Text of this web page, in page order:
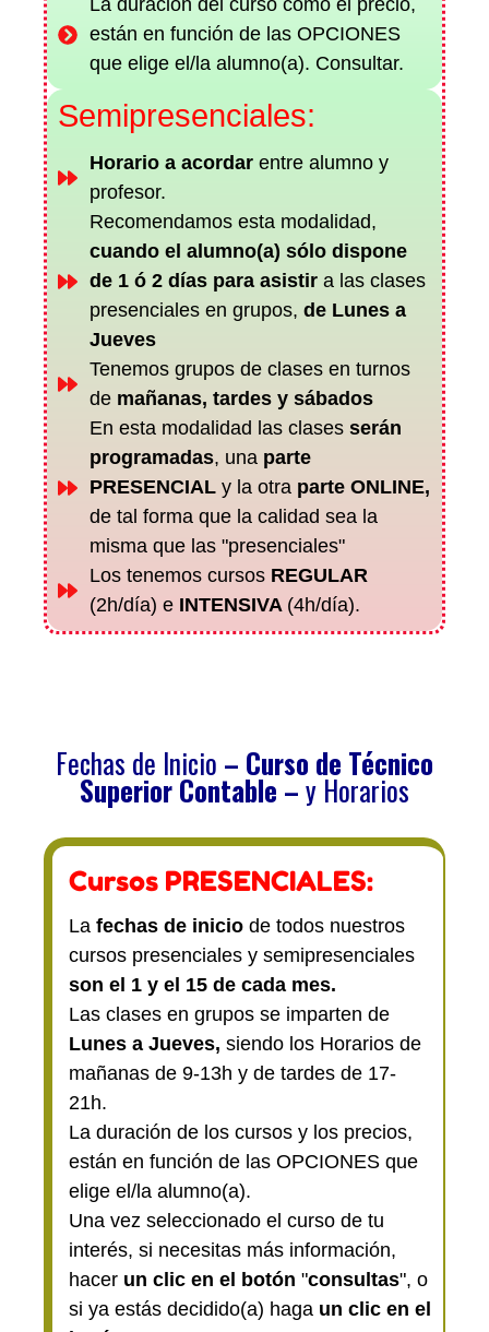
La duración del curso como el precio,
están en función de las OPCIONES
que elige el/la alumno(a). Consultar.
Semipresenciales:
Horario a acordar entre alumno y
profesor.
Recomendamos esta modalidad,
cuando el alumno(a) sólo dispone
de 1 ó 2 días para asistir a las clases
presenciales en grupos, de Lunes a
Jueves
Tenemos grupos de clases en turnos
de mañanas, tardes y sábados
En esta modalidad las clases serán
programadas, una parte
PRESENCIALy la otra parte ONLINE,
de tal forma que la calidad sea la
misma que las "presenciales"
Los tenemos cursos REGULAR
(2h/día) e INTENSIVA (4h/día).
Fechas de Inicio – Curso de Técnico
Superior Contable –y Horarios
Cursos PRESENCIALES:
La fechas de inicio de todos nuestros
cursos presenciales y semipresenciales
son el 1 y el 15 de cada mes.
Las clases en grupos se imparten de
Lunes a Jueves, siendo los Horarios de
mañanas de 9-13h y de tardes de 17-
21h.
La duración de los cursos y los precios,
están en función de las OPCIONES que
elige el/la alumno(a).
Una vez seleccionado el curso de tu
interés, si necesitas más información,
hacer un clic en el botón "consultas", o
si ya estás decidido(a) haga un clic en el